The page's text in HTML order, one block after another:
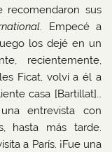
recomendaron sus
. Empecé a
los dejé en un
recientemente,
Ficat, volví a él a
casa [Bartillat]…
entrevista con
hasta más tarde.
a París. ¡Fue una